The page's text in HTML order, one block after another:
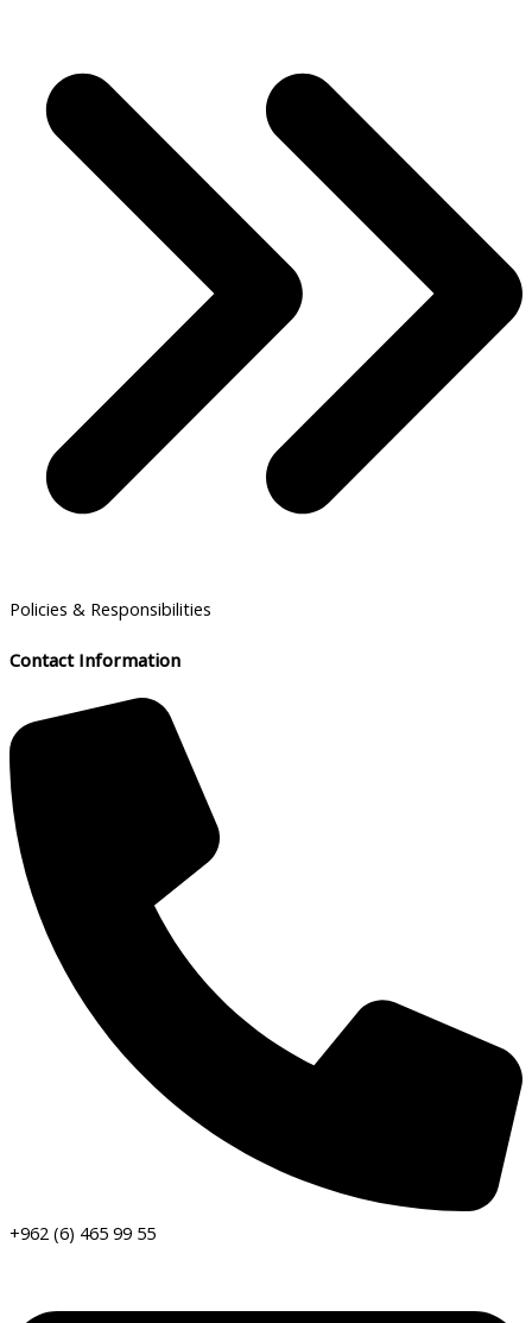
Policies & Responsibilities
Contact Information
+962 (6) 465 99 55